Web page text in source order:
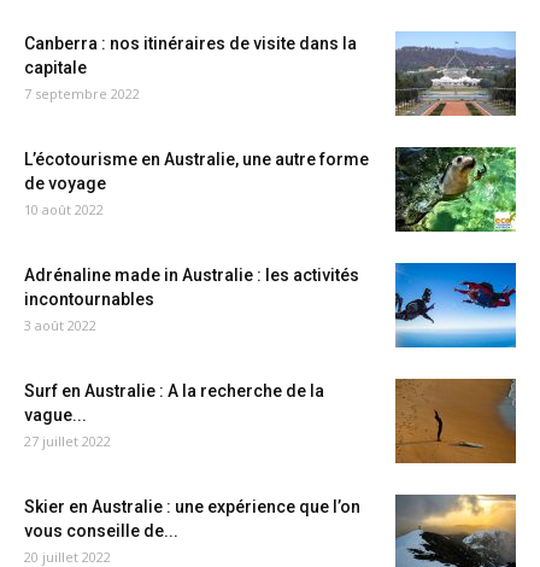
Canberra : nos itinéraires de visite dans la
capitale
7 septembre 2022
L’écotourisme en Australie, une autre forme
de voyage
10 août 2022
Adrénaline made in Australie : les activités
incontournables
3 août 2022
Surf en Australie : A la recherche de la
vague...
27 juillet 2022
Skier en Australie : une expérience que l’on
vous conseille de...
20 juillet 2022